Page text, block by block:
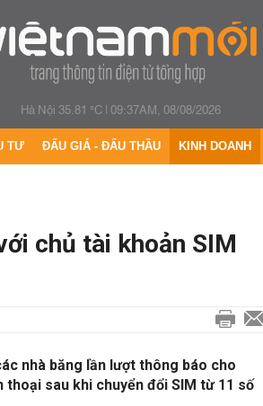
Hà Nội 35.81 °C|09:37AM, 08/08/2026
TƯ ĐẤU GIÁ - ĐẤU THẦU KINH DOANH
chủ tài khoản SIM
nhà băng lần lượt thông báo cho
sau khi chuyển đổi SIM từ 11 số